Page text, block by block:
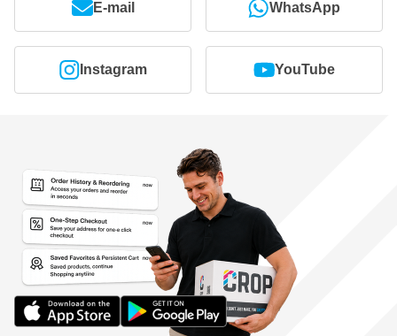
E-mail WhatsApp
Instagram YouTube